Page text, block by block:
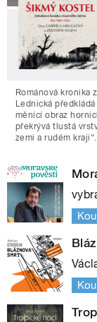
Románová kronika
Lednická
měnící obraz
překrývá tlustá
zemi a rudém kraji“.